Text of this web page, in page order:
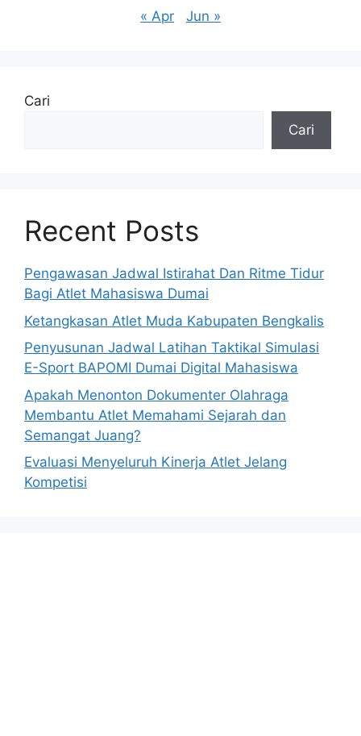
« Apr Jun »
Cari
Cari
Recent Posts
Pengawasan Jadwal Istirahat Dan Ritme Tidur
Bagi Atlet Mahasiswa Dumai
Ketangkasan Atlet Muda Kabupaten Bengkalis
Penyusunan Jadwal Latihan Taktikal Simulasi
E-Sport BAPOMI Dumai Digital Mahasiswa
Apakah Menonton Dokumenter Olahraga
Membantu Atlet Memahami Sejarah dan
Semangat Juang?
Evaluasi Menyeluruh Kinerja Atlet Jelang
Kompetisi